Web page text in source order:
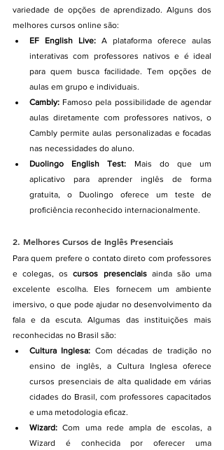
variedade de opções de aprendizado. Alguns dos
melhores cursos online são:
EF English Live: A plataforma oferece aulas
interativas com professores nativos e é ideal
para quem busca facilidade. Tem opções de
aulas em grupo e individuais.
Cambly: Famoso pela possibilidade de agendar
aulas diretamente com professores nativos, o
Cambly permite aulas personalizadas e focadas
nas necessidades do aluno.
Duolingo English Test: Mais do que um
aplicativo para aprender inglês de forma
gratuita, o Duolingo oferece um teste de
proficiência reconhecido internacionalmente.
2. Melhores Cursos de Inglês Presenciais
Para quem prefere o contato direto com professores
e colegas, os cursos presenciais ainda são uma
excelente escolha. Eles fornecem um ambiente
imersivo, o que pode ajudar no desenvolvimento da
fala e da escuta. Algumas das instituições mais
reconhecidas no Brasil são:
Cultura Inglesa: Com décadas de tradição no
ensino de inglês, a Cultura Inglesa oferece
cursos presenciais de alta qualidade em várias
cidades do Brasil, com professores capacitados
e uma metodologia eficaz.
Wizard: Com uma rede ampla de escolas, a
Wizard é conhecida por oferecer uma